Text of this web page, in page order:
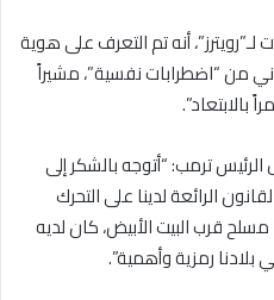
أنه تم التعرف على هوية
من “اضطرابات نفسية”، مشيراً
بالابتعاد”.
ترمب: “أتوجه بالشكر إلى
الرائعة لدينا على التحرك
قرب البيت الأبيض، كان لديه
رمزية وأهمية”.